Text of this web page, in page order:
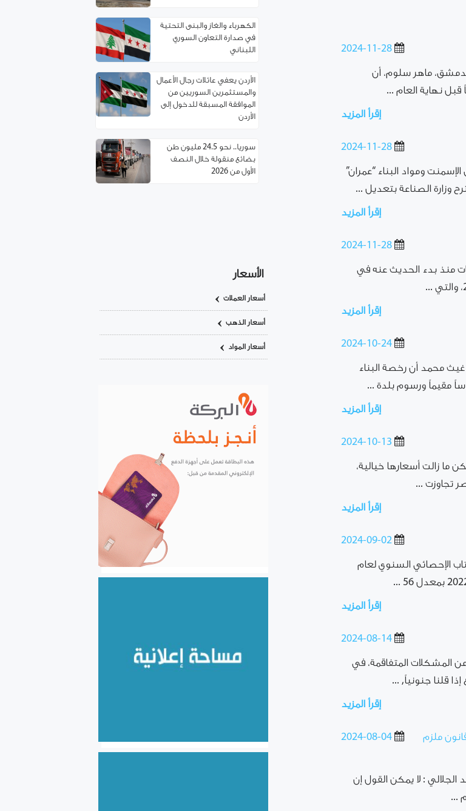
2024-11-28
بدمشق، ماهر سلوم، أن
إقرأ المزيد
2024-11-28
ومواد البناء “عمران”
وزارة الصناعة بتعديل ...
إقرأ المزيد
2024-11-28
منذ بدء الحديث عنه في
إقرأ المزيد
2024-10-24
محمد أن رخصة البناء
مقيماً ورسوم بلدة ...
إقرأ المزيد
2024-10-13
ما زالت أسعارها خيالية،
تجاوزت ...
إقرأ المزيد
2024-09-02
الإحصائي السنوي لعام
إقرأ المزيد
2024-08-14
المشكلات المتفاقمة، في
قلنا جنونياً, ...
إقرأ المزيد
2024-08-04
ملزم
الجلالي : لا يمكن القول إن
...
الكهرباء والغاز والبنى التحتية
في صدارة التعاون السوري
اللبناني
الأردن يعفي عائلات رجال الأعمال
والمستثمرين السوريين من
الموافقة المسبقة للدخول إلى
الأردن
سوريا.. نحو 24.5 مليون طن
بضائع منقولة خلال النصف
الأول من 2026
العراقي عبر حمص
اتفاقية توءمة بين غرفتي تجارة
ريف دمشق وإربد لتعزيز
التعاون الاقتصادي
السورية للحبوب: استلام أكثر
من مليونين ونصف المليون
طن من ‌‏محصول القمح ‏
الكهرباء والغاز والبنى التحتية
في صدارة التعاون السوري
الأردن يعفي عائلات رجال الأعمال
الموافقة المسبقة للدخول إلى
الأسعار
أسعار العملات
أسعار الذهب
أسعار المواد